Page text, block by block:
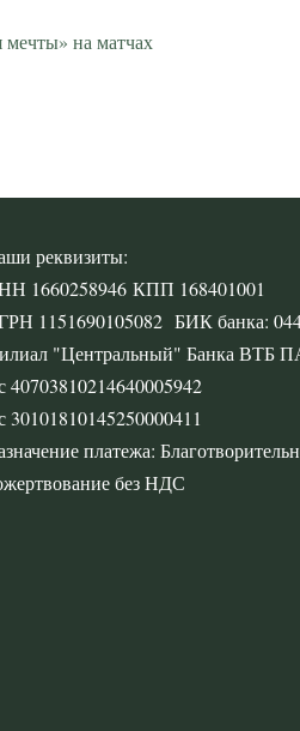
на матчах
реквизиты:
1660258946 КПП 168401001
1151690105082 БИК банка:
"Центральный" Банка ВТБ
40703810214640005942
30101810145250000411
платежа:
без НДС